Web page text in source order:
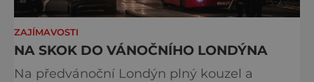
ZAJÍMAVOSTI
NA SKOK DO VÁNOČNÍHO LONDÝNA
Na předvánoční Londýn plný kouzel a